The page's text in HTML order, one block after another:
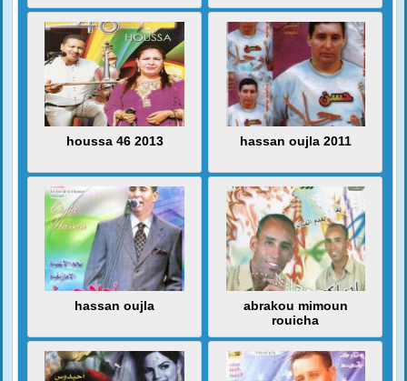
houssa 46 2013 hassan oujla 2011
hassan oujla
abrakou mimoun
rouicha